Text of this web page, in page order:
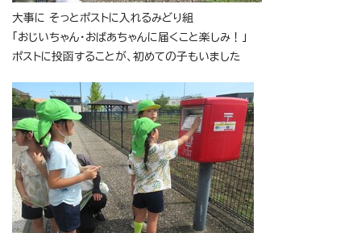
大事に そっとポストに入れるみどり組
「おじいちゃん・おばあちゃんに届くこと楽しみ！」
ポストに投函することが、初めての子もいました